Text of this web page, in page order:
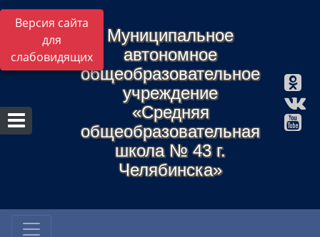
Версия сайта
для
слабовидящих
Муниципальное
автономное
общеобразовательное
учреждение
«Средняя
общеобразовательная
школа № 43 г.
Челябинска»